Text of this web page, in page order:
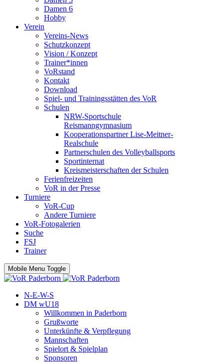
Damen 6
Hobby
Verein
Vereins-News
Schutzkonzept
Vision / Konzept
Trainer*innen
VoRstand
Kontakt
Download
Spiel- und Trainingsstätten des VoR
Schulen
NRW-Sportschule
Reismanngymnasium
Kooperationspartner Lise-Meitner-
Realschule
Partnerschulen des Volleyballsports
Sportinternat
Kreismeisterschaften der Schulen
Ferienfreizeiten
VoR in der Presse
Turniere
VoR-Cup
Andere Turniere
VoR-Fotogalerien
Suche
FSJ
Trainer
Mobile Menu Toggle
N-E-W-S
DM wU18
Willkommen in Paderborn
Grußworte
Unterkünfte & Verpflegung
Mannschaften
Spielort & Spielplan
Sponsoren